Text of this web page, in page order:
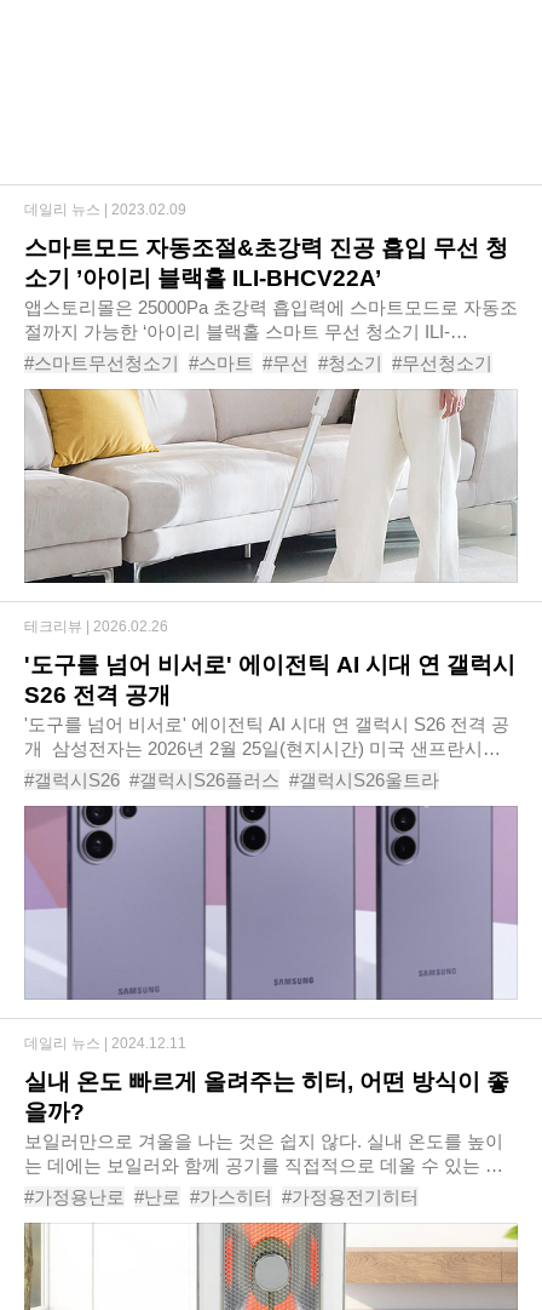
스마트모드 자동조절&초강력 진공 흡입 무선 청
소기 ’아이리 블랙홀 ILI-BHCV22A’
​앱스토리몰은 25000Pa 초강력 흡입력에 스마트모드로 자동조
절까지 가능한 ‘아이리 블랙홀 스마트 무선 청소기 ILI-
BHCV22A’를 신규 출시한다고 밝혔다.‘아이리 블랙홀 스마트
무선 청소기 ILI-BHCV22A’는 고효율 B..
#스마트무선청소기 #스마트 #무선 #청소기 #무선청소기
#25000pa #아이리블랙홀스마트무선청소기ILI-BHCV22A #
#
데일리 뉴스 | 2023.02.09
'도구를 넘어 비서로' 에이전틱 AI 시대 연 갤럭시
S26 전격 공개
'도구를 넘어 비서로' 에이전틱 AI 시대 연 갤럭시 S26 전격 공
개 ​ 삼성전자는 2026년 2월 25일(현지시간) 미국 샌프란시스
코에 위치한 팰리스 오브 파인 아트에서 ‘갤럭시 언팩 2026’ 행
사를 개최했다. 언팩 행사..
#갤럭시S26 #갤럭시S26플러스 #갤럭시S26울트라
#갤럭시26 #갤럭시26플러스 #갤럭시26울트라
#갤럭시26시리즈
#갤럭시26카메라
#갤럭시26가격
#갤럭시26울트라카메라
#엑시노스2600
#스냅드래콘8엘리트5세대
테크리뷰 | 2026.02.26
실내 온도 빠르게 올려주는 히터, 어떤 방식이 좋
을까?
보일러만으로 겨울을 나는 것은 쉽지 않다. 실내 온도를 높이
는 데에는 보일러와 함께 공기를 직접적으로 데울 수 있는 히
터(난로)를 활용하는 것이 좋다. 소비자가 선택할 수 있는 히터
의 종류는 다양하다. 최근 히터가 캠핑을..
#가정용난로 #난로 #가스히터 #가정용전기히터
#가정용히터 #겨울철히터추천 #라디에이터히터
#하이라이트전기히터
데일리 뉴스 | 2024.12.11